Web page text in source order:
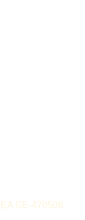
GE-470506